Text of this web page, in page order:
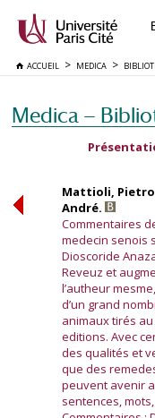
ACCUEIL MEDICA
Medica —
Mattioli,
André.
Commentaires
medecin senois
Dioscoride
Reveuz et
l’autheur
d’un grand
animaux tirés
editions. Avec
des qualités et
que des
peuvent avenir
sentences,